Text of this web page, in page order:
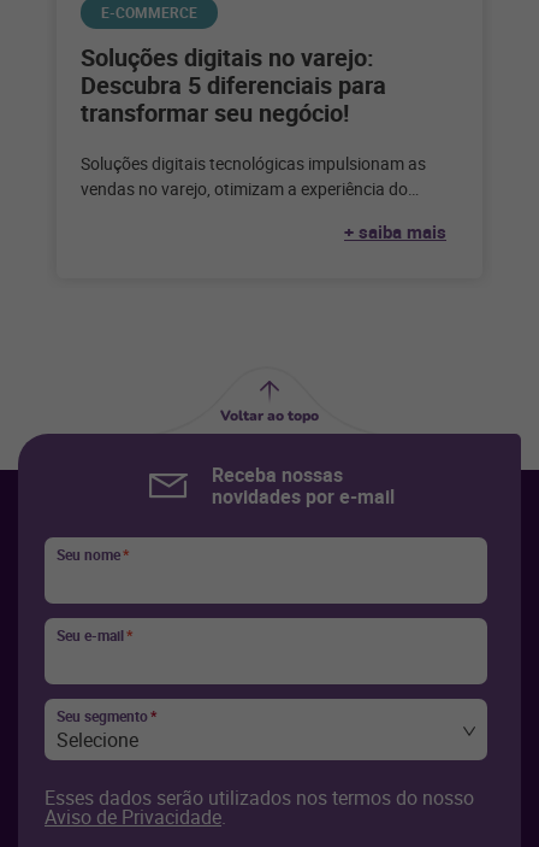
E-COMMERCE
Soluções digitais no varejo:
Descubra 5 diferenciais para
transformar seu negócio!
Soluções digitais tecnológicas impulsionam as
vendas no varejo, otimizam a experiência do
+ saiba mais
Voltar ao topo
Receba nossas
novidades por e-mail
Seu nome*
Seu e-mail*
Seu segmento*
Selecione
Esses dados serão utilizados nos termos do nosso
Aviso de Privacidade.